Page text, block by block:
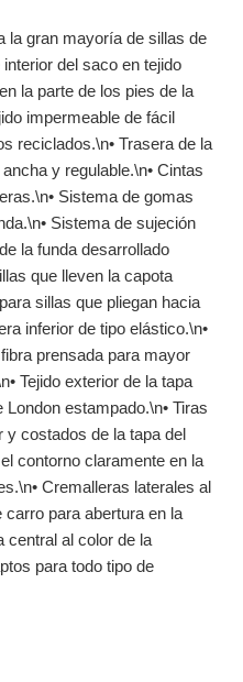
la gran mayoría de sillas de
del saco en tejido
la parte de los pies de la
impermeable de fácil
reciclados.\n• Trasera de la
y regulable.\n• Cintas
Sistema de gomas
Sistema de sujeción
la funda desarrollado
que lleven la capota
sillas que pliegan hacia
inferior de tipo elástico.\n•
prensada para mayor
Tejido exterior de la tapa
estampado.\n• Tiras
y costados de la tapa del
contorno claramente en la
Cremalleras laterales al
para abertura en la
central al color de la
para todo tipo de